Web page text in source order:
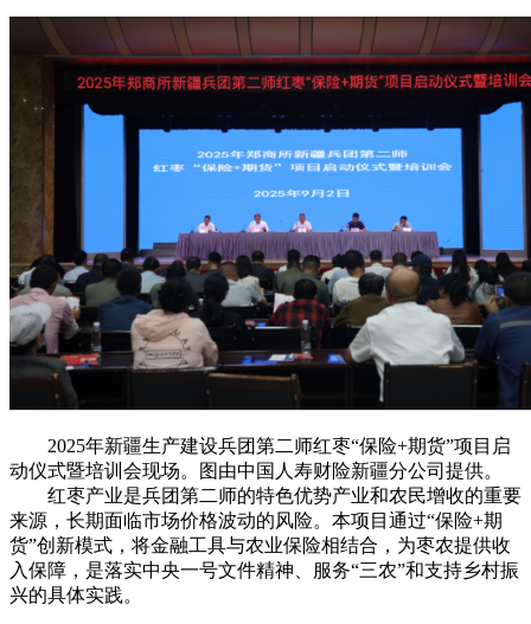
2025年新疆生产建设兵团第二师红枣“保险+期货”项目启
动仪式暨培训会现场。图由中国人寿财险新疆分公司提供。
红枣产业是兵团第二师的特色优势产业和农民增收的重要
来源，长期面临市场价格波动的风险。本项目通过“保险+期
货”创新模式，将金融工具与农业保险相结合，为枣农提供收
入保障，是落实中央一号文件精神、服务“三农”和支持乡村振
兴的具体实践。